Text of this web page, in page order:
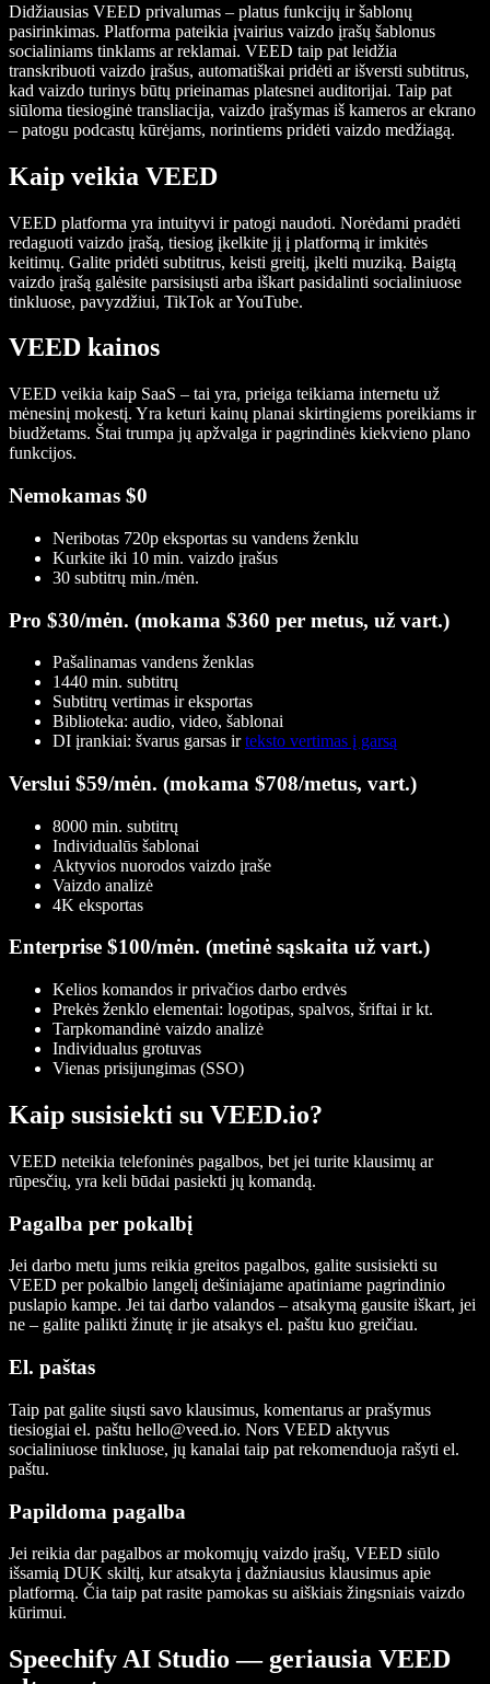
Didžiausias VEED privalumas – platus funkcijų ir šablonų
pasirinkimas. Platforma pateikia įvairius vaizdo įrašų šablonus
socialiniams tinklams ar reklamai. VEED taip pat leidžia
transkribuoti vaizdo įrašus, automatiškai pridėti ar išversti subtitrus,
kad vaizdo turinys būtų prieinamas platesnei auditorijai. Taip pat
siūloma tiesioginė transliacija, vaizdo įrašymas iš kameros ar ekrano
– patogu podcastų kūrėjams, norintiems pridėti vaizdo medžiagą.
Kaip veikia VEED
VEED platforma yra intuityvi ir patogi naudoti. Norėdami pradėti
redaguoti vaizdo įrašą, tiesiog įkelkite jį į platformą ir imkitės
keitimų. Galite pridėti subtitrus, keisti greitį, įkelti muziką. Baigtą
vaizdo įrašą galėsite parsisiųsti arba iškart pasidalinti socialiniuose
tinkluose, pavyzdžiui, TikTok ar YouTube.
VEED kainos
VEED veikia kaip SaaS – tai yra, prieiga teikiama internetu už
mėnesinį mokestį. Yra keturi kainų planai skirtingiems poreikiams ir
biudžetams. Štai trumpa jų apžvalga ir pagrindinės kiekvieno plano
funkcijos.
Nemokamas $0
Neribotas 720p eksportas su vandens ženklu
Kurkite iki 10 min. vaizdo įrašus
30 subtitrų min./mėn.
Pro $30/mėn. (mokama $360 per metus, už vart.)
Pašalinamas vandens ženklas
1440 min. subtitrų
Subtitrų vertimas ir eksportas
Biblioteka: audio, video, šablonai
DI įrankiai: švarus garsas irteksto vertimas į garsą
Verslui $59/mėn. (mokama $708/metus, vart.)
8000 min. subtitrų
Individualūs šablonai
Aktyvios nuorodos vaizdo įraše
Vaizdo analizė
4K eksportas
Enterprise $100/mėn. (metinė sąskaita už vart.)
Kelios komandos ir privačios darbo erdvės
Prekės ženklo elementai: logotipas, spalvos, šriftai ir kt.
Tarpkomandinė vaizdo analizė
Individualus grotuvas
Vienas prisijungimas (SSO)
Kaip susisiekti su VEED.io?
VEED neteikia telefoninės pagalbos, bet jei turite klausimų ar
rūpesčių, yra keli būdai pasiekti jų komandą.
Pagalba per pokalbį
Jei darbo metu jums reikia greitos pagalbos, galite susisiekti su
VEED per pokalbio langelį dešiniajame apatiniame pagrindinio
puslapio kampe. Jei tai darbo valandos – atsakymą gausite iškart, jei
ne – galite palikti žinutę ir jie atsakys el. paštu kuo greičiau.
El. paštas
Taip pat galite siųsti savo klausimus, komentarus ar prašymus
tiesiogiai el. paštu hello@veed.io. Nors VEED aktyvus
socialiniuose tinkluose, jų kanalai taip pat rekomenduoja rašyti el.
paštu.
Papildoma pagalba
Jei reikia dar pagalbos ar mokomųjų vaizdo įrašų, VEED siūlo
išsamią DUK skiltį, kur atsakyta į dažniausius klausimus apie
platformą. Čia taip pat rasite pamokas su aiškiais žingsniais vaizdo
kūrimui.
Speechify AI Studio — geriausia VEED